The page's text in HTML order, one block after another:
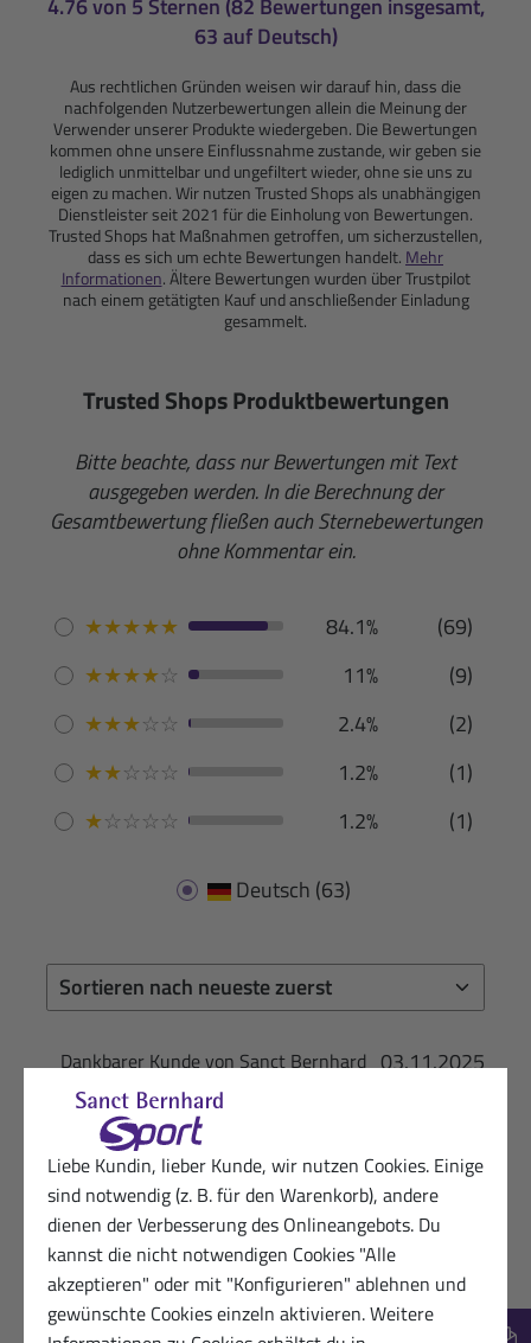
Liebe Kundin, lieber Kunde, wir nutzen Cookies. Einige
sind notwendig (z. B. für den Warenkorb), andere
dienen der Verbesserung des Onlineangebots. Du
kannst die nicht notwendigen Cookies "Alle
akzeptieren" oder mit "Konfigurieren" ablehnen und
gewünschte Cookies einzeln aktivieren. Weitere
63 auf Deutsch)
Aus rechtlichen Gründen weisen wir darauf hin, dass die
nachfolgenden Nutzerbewertungen allein die Meinung der
Verwender unserer Produkte wiedergeben. Die Bewertungen
kommen ohne unsere Einflussnahme zustande, wir geben sie
lediglich unmittelbar und ungefiltert wieder, ohne sie uns zu
eigen zu machen. Wir nutzen Trusted Shops als unabhängigen
Dienstleister seit 2021 für die Einholung von Bewertungen.
Trusted Shops hat Maßnahmen getroffen, um sicherzustellen,
dass es sich um echte Bewertungen handelt. Mehr
Informationen. Ältere Bewertungen wurden über Trustpilot
nach einem getätigten Kauf und anschließender Einladung
gesammelt.
Trusted Shops Produktbewertungen
Bitte beachte, dass nur Bewertungen mit Text
ausgegeben werden. In die Berechnung der
Gesamtbewertung fließen auch Sternebewertungen
ohne Kommentar ein.
★★★★★ 84.1%
(69)
★★★★☆ 11%
(9)
★★★☆☆ 2.4%
(2)
★★☆☆☆ 1.2%
(1)
★☆☆☆☆ 1.2% (1)
Deutsch (63)
03.11.2025
Dankbarer Kunde von Sanct Bernhard
Sport
Qualität der Riegel ist sehr gut, aber es wäre
prima, wenn außer Apfel, Maracuja und Himbeer
noch weitere Geschmacksrichtungen dazu
kommen, z.B. Schoko. Nicht jeder ist unbedingt
ein Fruchtfan. Zudem wäre es gut, statt 11
Riegel ein kleineres Paket mit z.B. 6 anzubieten,